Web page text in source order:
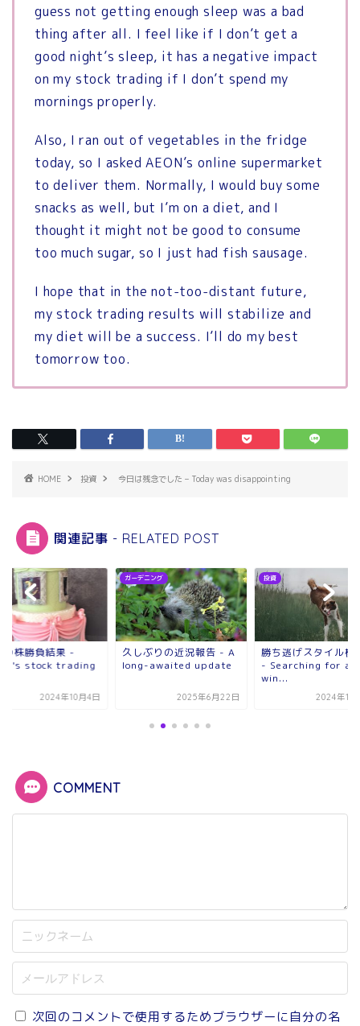
guess not getting enough sleep was a bad
thing after all. I feel like if I don’t get a
good night’s sleep, it has a negative impact
on my stock trading if I don’t spend my
mornings properly.
Also, I ran out of vegetables in the fridge
today, so I asked AEON’s online supermarket
to deliver them. Normally, I would buy some
snacks as well, but I’m on a diet, and I
thought it might not be good to consume
too much sugar, so I just had fish sausage.
I hope that in the not-too-distant future,
my stock trading results will stabilize and
my diet will be a success. I’ll do my best
tomorrow too.
HOME 投資 今日は残念でした – Today was disappointing
関連記事 - RELATED POST
の株勝負結果 -
stock trading
2024年10月4日
ガーデニング
久しぶりの近況報告 - A
long-awaited update
2025年6月22日
投資
勝ち逃げスタイル模
- Searching for a
win...
2024年11
COMMENT
次回のコメントで使用するためブラウザーに自分の名